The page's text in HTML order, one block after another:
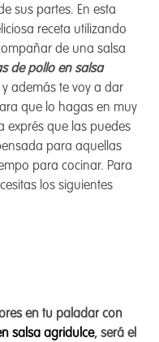
sus partes. En esta
receta utilizando
de una salsa
de pollo en salsa
además te voy a dar
que lo hagas en muy
exprés que las puedes
para aquellas
para cocinar. Para
los siguientes
en tu paladar con
salsa agridulce, será el